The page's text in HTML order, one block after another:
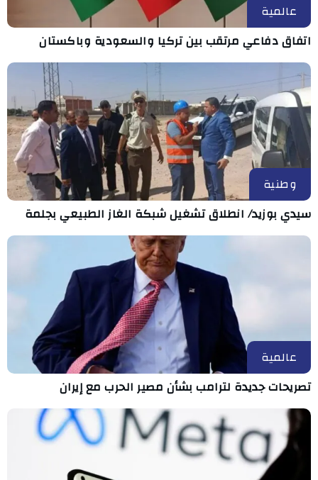
عالمية
اتفاق دفاعي مرتقب بين تركيا والسعودية وباكستان
وطنية
سيدي بوزيد/ انطلاق تشغيل شبكة الغاز الطبيعي بجلمة
عالمية
تصريحات جديدة لترامب بشأن مصير الحرب مع إيران